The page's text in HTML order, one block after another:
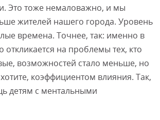
Это тоже немаловажно, и мы
жителей нашего города. Уровень
времена. Точнее, так: именно в
на проблемы тех, кто
возможностей стало меньше, но
коэффициентом влияния. Так,
детям с ментальными